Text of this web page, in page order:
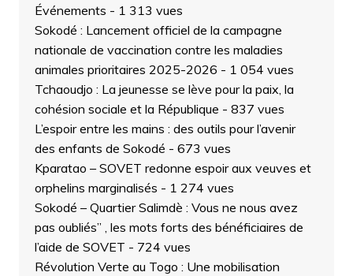
Événements - 1 313 vues
Sokodé : Lancement officiel de la campagne
nationale de vaccination contre les maladies
animales prioritaires 2025-2026 - 1 054 vues
Tchaoudjo : La jeunesse se lève pour la paix, la
cohésion sociale et la République - 837 vues
L’espoir entre les mains : des outils pour l’avenir
des enfants de Sokodé - 673 vues
Kparatao – SOVET redonne espoir aux veuves et
orphelins marginalisés - 1 274 vues
Sokodé – Quartier Salimdè : Vous ne nous avez
pas oubliés” , les mots forts des bénéficiaires de
l’aide de SOVET - 724 vues
Révolution Verte au Togo : Une mobilisation